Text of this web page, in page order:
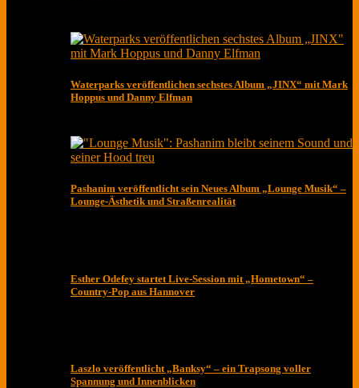
Waterparks veröffentlichen sechstes Album „JINX“ mit Mark
Hoppus und Danny Elfman
Pashanim veröffentlicht sein Neues Album „Lounge Musik“ –
Lounge-Ästhetik und Straßenrealität
Esther Odefey startet Live-Session mit „Hometown“ –
Country-Pop aus Hannover
Laszlo veröffentlicht „Banksy“ – ein Trapsong voller
Spannung und Innenblicken